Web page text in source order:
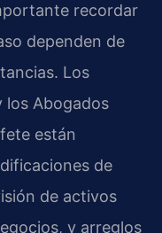
recordar
dependen de
Los
los Abogados
están
de
de activos
y arreglos